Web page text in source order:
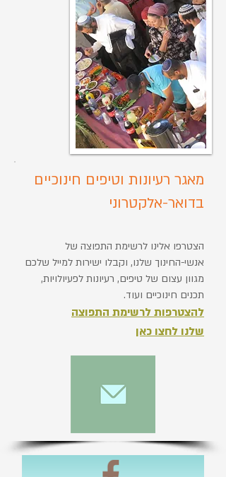
מאגר רעיונות וטיפים חינוכיים
בדואר-אלקטרוני
הצטרפו אלינו לרשימת התפוצה של
אנשי-החינוך שלנו, וקבלו ישירות למייל שלכם
מגוון עצום של טיפים, רעיונות לפעיולויות,
תכנים חינוכיים ועוד.
להצטרפות לרשימת התפוצה
שלנו לחצו כאן